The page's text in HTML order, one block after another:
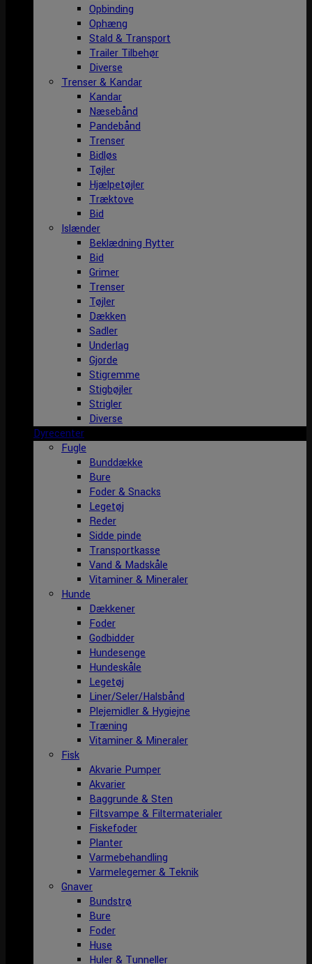
Opbinding
Ophæng
Stald & Transport
Trailer Tilbehør
Diverse
Trenser & Kandar
Kandar
Næsebånd
Pandebånd
Trenser
Bidløs
Tøjler
Hjælpetøjler
Træktove
Bid
Islænder
Beklædning Rytter
Bid
Grimer
Trenser
Tøjler
Dækken
Sadler
Underlag
Gjorde
Stigremme
Stigbøjler
Strigler
Diverse
Dyrecenter
Fugle
Bunddække
Bure
Foder & Snacks
Legetøj
Reder
Sidde pinde
Transportkasse
Vand & Madskåle
Vitaminer & Mineraler
Hunde
Dækkener
Foder
Godbidder
Hundesenge
Hundeskåle
Legetøj
Liner/Seler/Halsbånd
Plejemidler & Hygiejne
Træning
Vitaminer & Mineraler
Fisk
Akvarie Pumper
Akvarier
Baggrunde & Sten
Filtsvampe & Filtermaterialer
Fiskefoder
Planter
Varmebehandling
Varmelegemer & Teknik
Gnaver
Bundstrø
Bure
Foder
Huse
Huler & Tunneller